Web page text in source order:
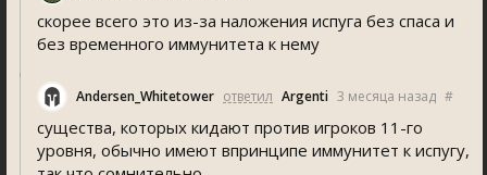
скорее всего это из-за наложения испуга без спаса и
без временного иммунитета к нему
Andersen_Whitetower ответил Argenti 3 месяца назад #
существа, которых кидают против игроков 11-го
уровня, обычно имеют впринципе иммунитет к испугу,